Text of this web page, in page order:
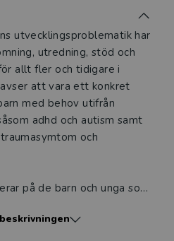
utvecklingsproblematik har
utredning, stöd och
allt fler och tidigare i
att vara ett konkret
med behov utifrån
adhd och autism samt
och
på de barn och unga som
vanliga diagnoser